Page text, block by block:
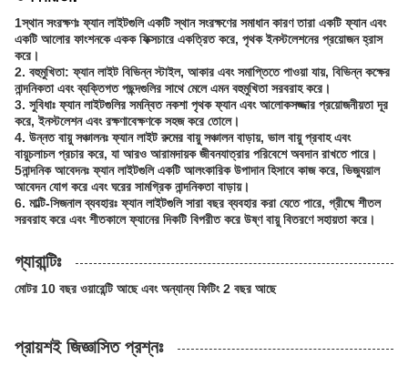
1স্থান সংরক্ষণঃ ফ্যান লাইটগুলি একটি স্থান সংরক্ষণের সমাধান কারণ তারা একটি ফ্যান এবং
একটি আলোর ফাংশনকে একক ফিক্সচারে একত্রিত করে, পৃথক ইনস্টলেশনের প্রয়োজন হ্রাস
করে।
2. বহুমুখিতা: ফ্যান লাইট বিভিন্ন স্টাইল, আকার এবং সমাপ্তিতে পাওয়া যায়, বিভিন্ন কক্ষের
নান্দনিকতা এবং ব্যক্তিগত পছন্দগুলির সাথে মেলে এমন বহুমুখিতা সরবরাহ করে।
3. সুবিধাঃ ফ্যান লাইটগুলির সমন্বিত নকশা পৃথক ফ্যান এবং আলোকসজ্জার প্রয়োজনীয়তা দূর
করে, ইনস্টলেশন এবং রক্ষণাবেক্ষণকে সহজ করে তোলে।
4. উন্নত বায়ু সঞ্চালনঃ ফ্যান লাইট রুমের বায়ু সঞ্চালন বাড়ায়, ভাল বায়ু প্রবাহ এবং
বায়ুচলাচল প্রচার করে, যা আরও আরামদায়ক জীবনযাত্রার পরিবেশে অবদান রাখতে পারে।
5নান্দনিক আবেদনঃ ফ্যান লাইটগুলি একটি আলংকারিক উপাদান হিসাবে কাজ করে, ভিজ্যুয়াল
আবেদন যোগ করে এবং ঘরের সামগ্রিক নান্দনিকতা বাড়ায়।
6. মাল্টি-সিজনাল ব্যবহারঃ ফ্যান লাইটগুলি সারা বছর ব্যবহার করা যেতে পারে, গ্রীষ্মে শীতল
সরবরাহ করে এবং শীতকালে ফ্যানের দিকটি বিপরীত করে উষ্ণ বায়ু বিতরণে সহায়তা করে।
গ্যারান্টিঃ
মোটর 10 বছর ওয়ারেন্টি আছে এবং অন্যান্য ফিটিং 2 বছর আছে
প্রায়শই জিজ্ঞাসিত প্রশ্নঃ